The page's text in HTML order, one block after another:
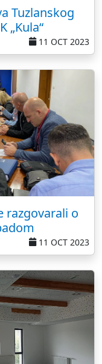
Tuzlanskog
„Kula“
11 OCT 2023
razgovarali o
11 OCT 2023